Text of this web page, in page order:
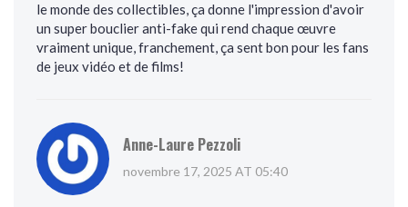
le monde des collectibles, ça donne l'impression d'avoir
un super bouclier anti-fake qui rend chaque œuvre
vraiment unique, franchement, ça sent bon pour les fans
de jeux vidéo et de films!
Anne-Laure Pezzoli
novembre 17, 2025 AT 05:40